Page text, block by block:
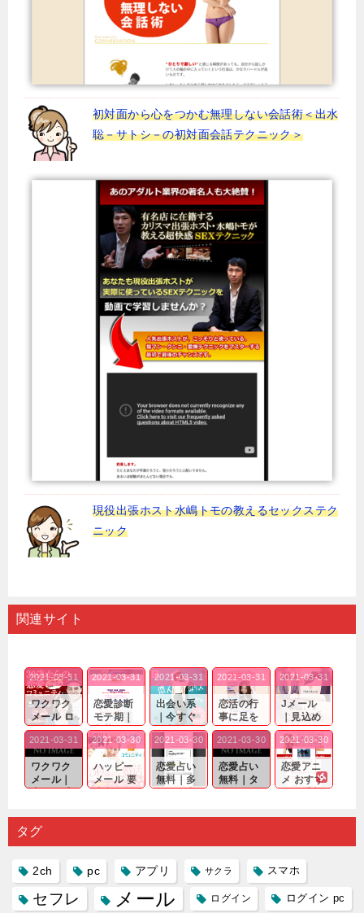
初対面から心をつかむ無理しない会話術＜出水
聡－サトシ－の初対面会話テクニック＞
現役出張ホスト水嶋トモの教えるセックステク
ニック
関連サイト
ワクワク
メール ロ
グイン pc
｜心の底
から真
剣...
2021-03-31
恋愛診断
モテ期｜
老若男女
問わ
ず…。
2021-03-31
出会い系
｜今すぐ
仲良くな
れる相手
探しをし
たいと...
2021-03-31
恋活の行
事に足を
運んでも
出会いの
チャンス
が訪れ...
2021-03-31
Jメール
｜見込め
る効果が
確実なも
のであっ
ても…...
2021-03-31
ワクワク
メール｜
り会った
人に軽...
2021-03-31
ハッピー
メール 要
するので
2021-03-30
恋愛占い
無料｜多
プリの内
2021-03-30
恋愛占い
無料｜タ
る人に恋
2021-03-30
恋愛アニ
メ おすす
雑で素人
2021-03-30
タグ
2ch pc アプリ サクラ スマホ
セフレ メール ログイン ログイン pc